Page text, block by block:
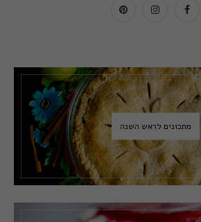
מתכונים לראש השנה